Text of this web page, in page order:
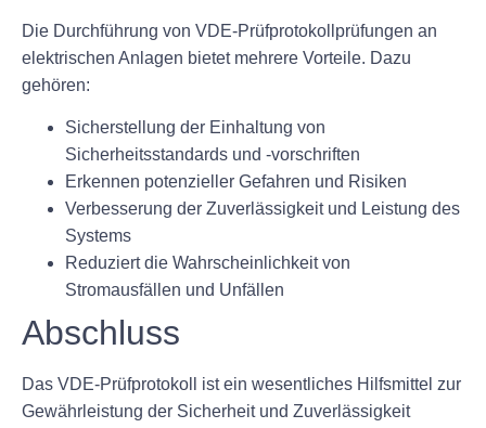
Die Durchführung von VDE-Prüfprotokollprüfungen an
elektrischen Anlagen bietet mehrere Vorteile. Dazu
gehören:
Sicherstellung der Einhaltung von
Sicherheitsstandards und -vorschriften
Erkennen potenzieller Gefahren und Risiken
Verbesserung der Zuverlässigkeit und Leistung des
Systems
Reduziert die Wahrscheinlichkeit von
Stromausfällen und Unfällen
Abschluss
Das VDE-Prüfprotokoll ist ein wesentliches Hilfsmittel zur
Gewährleistung der Sicherheit und Zuverlässigkeit